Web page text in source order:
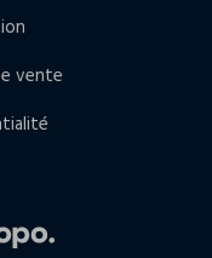
vente